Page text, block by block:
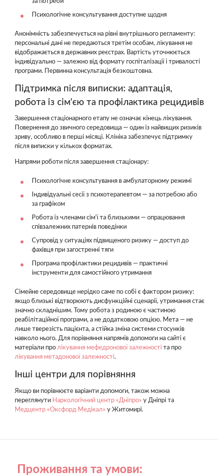
Психологічне консультування доступне щодня
Анонімність забезпечується на рівні внутрішнього регламенту:
персональні дані не передаються третім особам, лікування не
відображається в державних реєстрах. Вартість уточнюється
індивідуально — залежно від формату госпіталізації і тривалості
програми. Первинна консультація безкоштовна.
Підтримка після виписки: адаптація,
робота із сім'єю та профілактика рецидивів
Завершення стаціонарного етапу не означає кінець лікування.
Повернення до звичного середовища — один із найвищих ризиків
зриву, особливо в перші місяці. Клініка забезпечує підтримку
після виписки у кількох форматах.
Напрями роботи після завершення стаціонару:
Психологічне консультування в амбулаторному режимі
Індивідуальні сесії з психотерапевтом — за потребою або
за графіком
Робота із членами сім'ї та близькими — опрацювання
співзалежних патернів поведінки
Супровід у ситуаціях підвищеного ризику — доступ до
фахівця при загостренні тяги
Програма профілактики рецидивів — практичні
інструменти для самостійного утримання
Сімейне середовище нерідко саме по собі є фактором ризику:
якщо близькі відтворюють дисфункційні сценарії, утримання стає
значно складнішим. Тому робота з родиною є частиною
реабілітаційної програми, а не додатковою опцією. Мета — не
лише тверезість пацієнта, а стійка зміна системи стосунків
навколо нього. Для порівняння напрямів допомоги на сайті є
матеріали про лікування мефедронової залежності та про
лікування метадонової залежності.
Інші центри для порівняння
Якщо ви порівнюєте варіанти допомоги, також можна
переглянути Наркологічний центр «Дніпро» у Дніпрі та
Медцентр «Оксфорд Медікал» у Житомирі.
Проживання та умови: